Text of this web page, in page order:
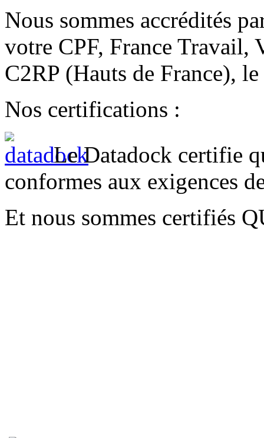
Nous sommes accrédités
votre CPF, France Travail,
C2RP (Hauts de France),
Nos certifications :
Le Datadock certifie
conformes aux exigences
Et nous sommes certifiés